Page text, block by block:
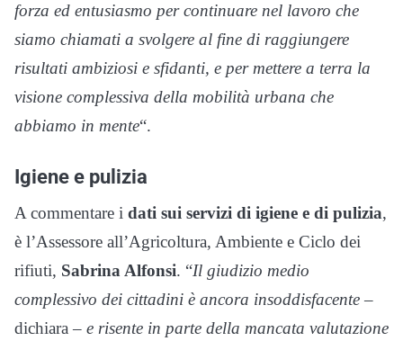
forza ed entusiasmo per continuare nel lavoro che
siamo chiamati a svolgere al fine di raggiungere
risultati ambiziosi e sfidanti, e per mettere a terra la
visione complessiva della mobilità urbana che
abbiamo in mente“.
Igiene e pulizia
A commentare i dati sui servizi di igiene e di pulizia,
è l’Assessore all’Agricoltura, Ambiente e Ciclo dei
rifiuti, Sabrina Alfonsi. “Il giudizio medio
complessivo dei cittadini è ancora insoddisfacente–
dichiara – e risente in parte della mancata valutazione